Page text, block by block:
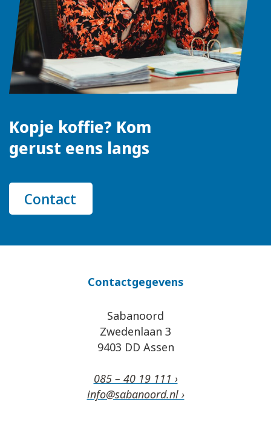
Kopje koffie? Kom
gerust eens langs
Contact
Contactgegevens
Sabanoord
Zwedenlaan 3
9403 DD Assen
085 – 40 19 111 ›
info@sabanoord.nl ›